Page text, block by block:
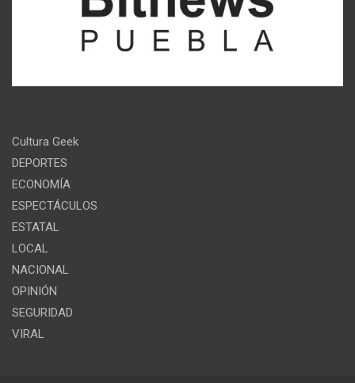
Cultura Geek
DEPORTES
ECONOMÍA
ESPECTÁCULOS
ESTATAL
LOCAL
NACIONAL
OPINIÓN
SEGURIDAD
VIRAL